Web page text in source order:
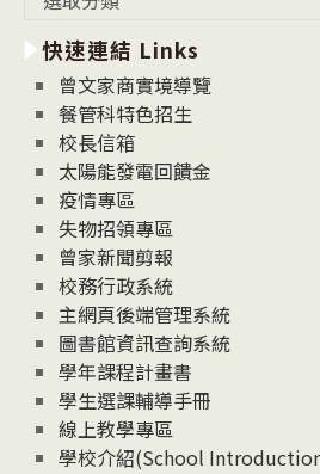
消
息
News
快速連結 Links
曾文家商實境導覽
餐管科特色招生
校長信箱
太陽能發電回饋金
疫情專區
失物招領專區
曾家新聞剪報
校務行政系統
主網頁後端管理系統
圖書館資訊查詢系統
學年課程計畫書
學生選課輔導手冊
線上教學專區
學校介紹(School